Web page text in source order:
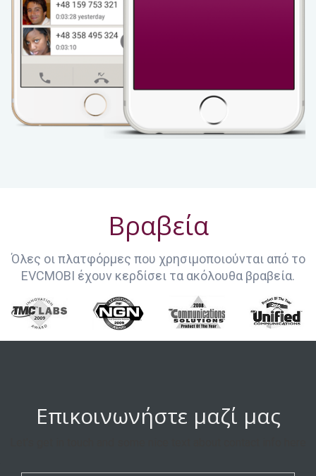
Βραβεία
Όλες οι πλατφόρμες που χρησιμοποιούνται από το
EVCMOBI έχουν κερδίσει τα ακόλουθα βραβεία.
Επικοινωνήστε μαζί μας